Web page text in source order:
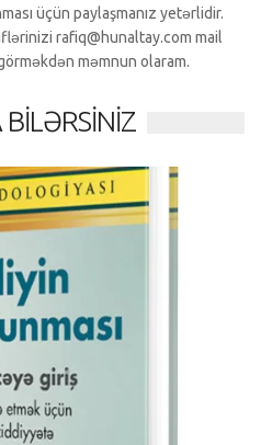
üçün paylaşmanız yetərlidir.
rafiq@hunaltay.com mail
məmnun olaram.